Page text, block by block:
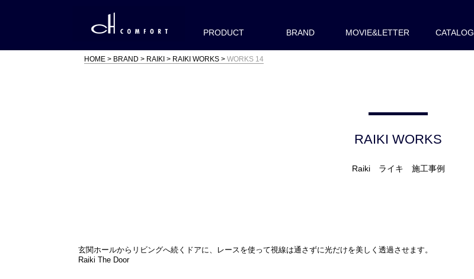
PRODUCT BRAND MOVIE&LETTER CATALOG
HOME BRAND RAIKI RAIKI WORKS WORKS 14
RAIKI WORKS
Raiki ライキ 施工事例
玄関ホールからリビングへ続くドアに、レースを使って視線は通さずに光だけを美しく透過させます。
Raiki The Door